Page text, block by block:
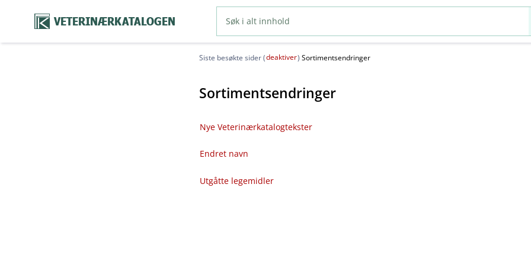
VETERINÆRKATALOGEN
Siste besøkte sider (deaktiver) Sortimentsendringer
Sortimentsendringer
Nye Veterinærkatalogtekster
Endret navn
Utgåtte legemidler